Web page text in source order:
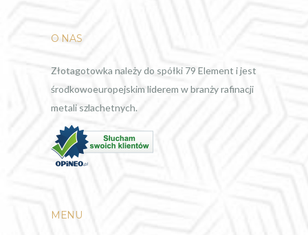
O NAS
Złotagotowka należy do spółki 79 Element i jest
środkowoeuropejskim liderem w branży rafinacji
metali szlachetnych.
MENU